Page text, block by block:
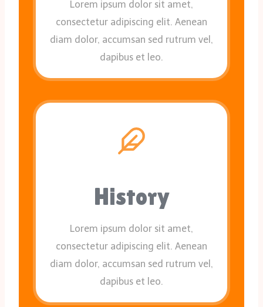
Lorem ipsum dolor sit amet,
consectetur adipiscing elit. Aenean
diam dolor, accumsan sed rutrum vel,
dapibus et leo.
History
Lorem ipsum dolor sit amet,
consectetur adipiscing elit. Aenean
diam dolor, accumsan sed rutrum vel,
dapibus et leo.